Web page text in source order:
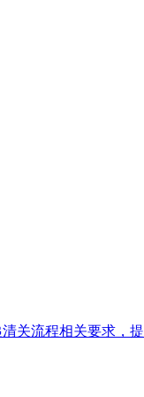
关流程相关要求，